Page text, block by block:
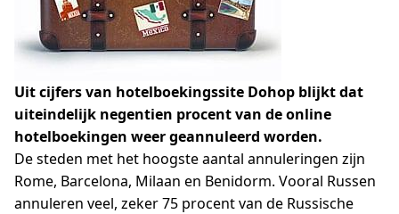
Uit cijfers van hotelboekingssite Dohop blijkt dat
uiteindelijk negentien procent van de online
hotelboekingen weer geannuleerd worden.
De steden met het hoogste aantal annuleringen zijn
Rome, Barcelona, Milaan en Benidorm. Vooral Russen
annuleren veel, zeker 75 procent van de Russische